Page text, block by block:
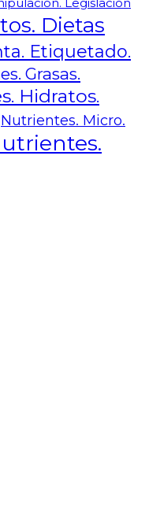
Dietas
Etiquetado.
Grasas.
Hidratos.
Nutrientes. Micro.